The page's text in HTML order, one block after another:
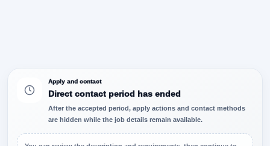
Apply and contact
Direct contact period has ended
After the accepted period, apply actions and contact methods
are hidden while the job details remain available.